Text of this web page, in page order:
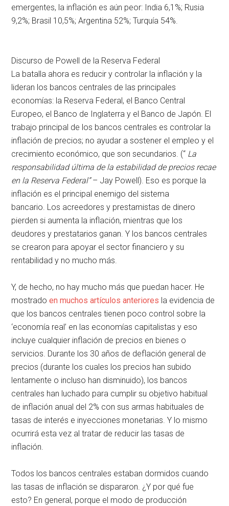
emergentes, la inflación es aún peor: India 6,1%; Rusia
9,2%; Brasil 10,5%; Argentina 52%; Turquía 54%.
Discurso de Powell de la Reserva Federal
La batalla ahora es reducir y controlar la inflación y la
lideran los bancos centrales de las principales
economías: la Reserva Federal, el Banco Central
Europeo, el Banco de Inglaterra y el Banco de Japón. El
trabajo principal de los bancos centrales es controlar la
inflación de precios; no ayudar a sostener el empleo y el
crecimiento económico, que son secundarios. (“ La
responsabilidad última de la estabilidad de precios recae
en la Reserva Federal”– Jay Powell). Eso es porque la
inflación es el principal enemigo del sistema
bancario. Los acreedores y prestamistas de dinero
pierden si aumenta la inflación, mientras que los
deudores y prestatarios ganan. Y los bancos centrales
se crearon para apoyar el sector financiero y su
rentabilidad y no mucho más.
Y, de hecho, no hay mucho más que puedan hacer. He
mostradoen muchos artículos anteriores la evidencia de
que los bancos centrales tienen poco control sobre la
‘economía real’ en las economías capitalistas y eso
incluye cualquier inflación de precios en bienes o
servicios. Durante los 30 años de deflación general de
precios (durante los cuales los precios han subido
lentamente o incluso han disminuido), los bancos
centrales han luchado para cumplir su objetivo habitual
de inflación anual del 2% con sus armas habituales de
tasas de interés e inyecciones monetarias. Y lo mismo
ocurrirá esta vez al tratar de reducir las tasas de
inflación.
Todos los bancos centrales estaban dormidos cuando
las tasas de inflación se dispararon. ¿Y por qué fue
esto? En general, porque el modo de producción